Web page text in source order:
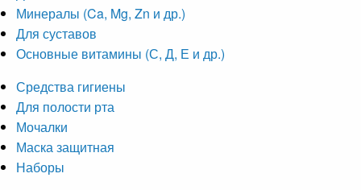
Минералы (Ca, Mg, Zn и др.)
Для суставов
Основные витамины (С, Д, Е и др.)
Средства гигиены
Для полости рта
Мочалки
Маска защитная
Наборы